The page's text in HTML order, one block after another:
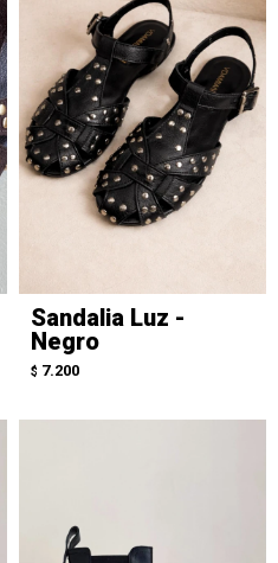
Sandalia Luz -
Negro
$ 7.200